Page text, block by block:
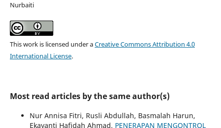
Nurbaiti
This work is licensed under aCreative Commons Attribution 4.0
International License.
Most read articles by the same author(s)
Nur Annisa Fitri, Rusli Abdullah, Basmalah Harun,
Ekayanti Hafidah Ahmad, PENERAPAN MENGONTROL